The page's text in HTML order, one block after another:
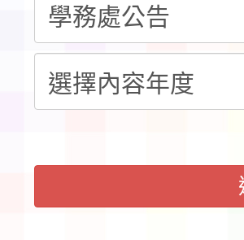
展演活動實
請一案